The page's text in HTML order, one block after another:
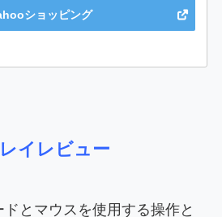
ショッピング
イレビュー
とマウスを使用する操作と